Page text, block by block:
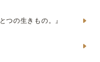
つの生きもの。』